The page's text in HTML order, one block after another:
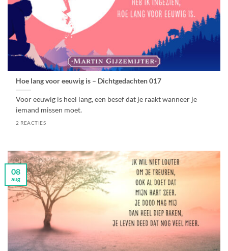
Hoe lang voor eeuwig is – Dichtgedachten 017
Voor eeuwig is heel lang, een besef dat je raakt wanneer je
iemand missen moet.
2 REACTIES
08
aug